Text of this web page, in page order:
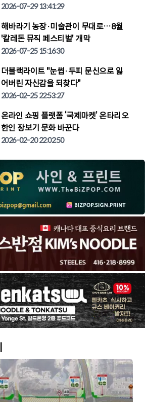
2026-07-29 13:41:29
해바라기 농장·미술관이 무대로…8월
'칼레돈 뮤직 페스티벌' 개막
2026-07-25 15:16:30
더블랙라이트 "눈썹·두피 문신으로 잃
어버린 자신감을 되찾다"
2026-02-25 22:53:27
온라인 쇼핑 플랫폼 ‘국제마켓’ 온타리오
한인 장보기 문화 바꾼다
2026-02-20 22:02:50